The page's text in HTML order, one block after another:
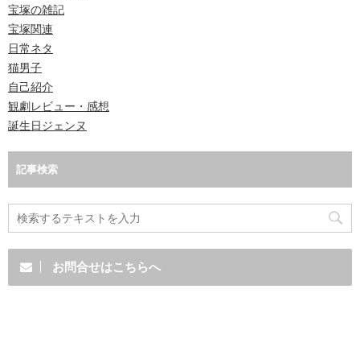
宝塚の雑記
宝塚関連
日常ネタ
猫男子
自己紹介
観劇レビュー・感想
誕生日ジェンヌ
記事検索
お問合せはこちらへ